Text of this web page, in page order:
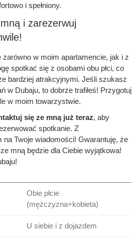
i spełniony.
i zarezerwuj
zarówno w moim apartamencie, jak i z
spotkać się z osobami obu płci, co
bardziej atrakcyjnymi. Jeśli szukasz
w Dubaju, to dobrze trafiłeś! Przygotuj
w moim towarzystwie.
się ze mną już teraz, aby
spotkanie. Z
na Twoje wiadomości! Gwarantuję, że
mną będzie dla Ciebie wyjątkowa!
Obie płcie
(mężczyzna+kobieta)
U siebie i z dojazdem